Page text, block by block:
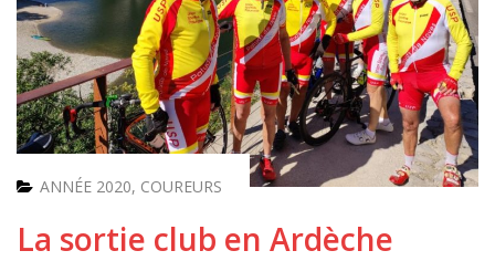
ANNÉE 2020, COUREURS
La sortie club en Ardèche